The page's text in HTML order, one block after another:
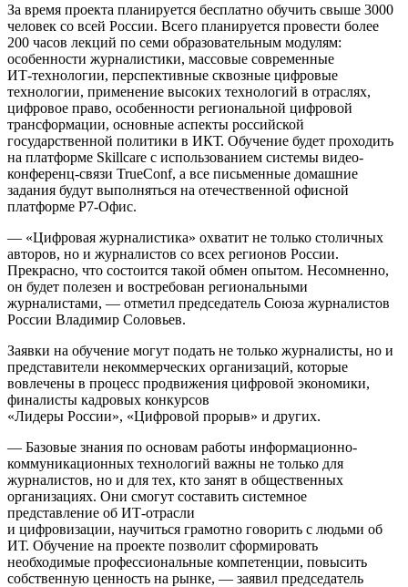
За время проекта планируется бесплатно обучить свыше 3000
человек со всей России. Всего планируется провести более
200 часов лекций по семи образовательным модулям:
особенности журналистики, массовые современные
ИТ-технологии, перспективные сквозные цифровые
технологии, применение высоких технологий в отраслях,
цифровое право, особенности региональной цифровой
трансформации, основные аспекты российской
государственной политики в ИКТ. Обучение будет проходить
на платформе Skillcare с использованием системы видео-
конференц-связи TrueConf, а все письменные домашние
задания будут выполняться на отечественной офисной
платформе Р7-Офис.
— «Цифровая журналистика» охватит не только столичных
авторов, но и журналистов со всех регионов России.
Прекрасно, что состоится такой обмен опытом. Несомненно,
он будет полезен и востребован региональными
журналистами, — отметил председатель Союза журналистов
России Владимир Соловьев.
Заявки на обучение могут подать не только журналисты, но и
представители некоммерческих организаций, которые
вовлечены в процесс продвижения цифровой экономики,
финалисты кадровых конкурсов
«Лидеры России», «Цифровой прорыв» и других.
— Базовые знания по основам работы информационно-
коммуникационных технологий важны не только для
журналистов, но и для тех, кто занят в общественных
организациях. Они смогут составить системное
представление об ИТ-отрасли
и цифровизации, научиться грамотно говорить с людьми об
ИТ. Обучение на проекте позволит сформировать
необходимые профессиональные компетенции, повысить
собственную ценность на рынке, — заявил председатель